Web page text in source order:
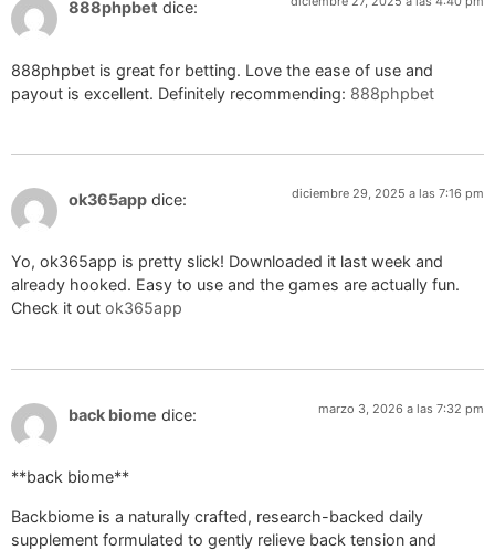
888phpbet dice:
888phpbet is great for betting. Love the ease of use and
payout is excellent. Definitely recommending: 888phpbet
ok365app dice: diciembre 29, 2025 a las 7:16 pm
Yo, ok365app is pretty slick! Downloaded it last week and
already hooked. Easy to use and the games are actually fun.
Check it out ok365app
back biome dice: marzo 3, 2026 a las 7:32 pm
**back biome**
Backbiome is a naturally crafted, research-backed daily
supplement formulated to gently relieve back tension and